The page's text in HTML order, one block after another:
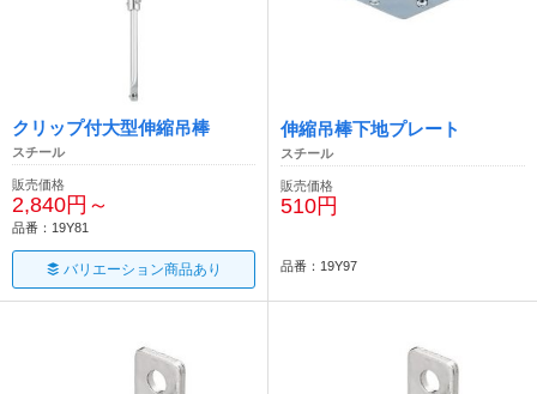
クリップ付大型伸縮吊棒
スチール
販売価格
2,840円～
品番：19Y81
バリエーション商品あり
伸縮吊棒下地プレート
スチール
販売価格
510円
品番：19Y97